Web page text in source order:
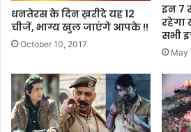
धनतेरस के दिन ख़रीदे यह 12
चीजें, भाग्य खुल जाएंगे आपके !!
October 10, 2017
इन 7
रहेगा
सभी
May